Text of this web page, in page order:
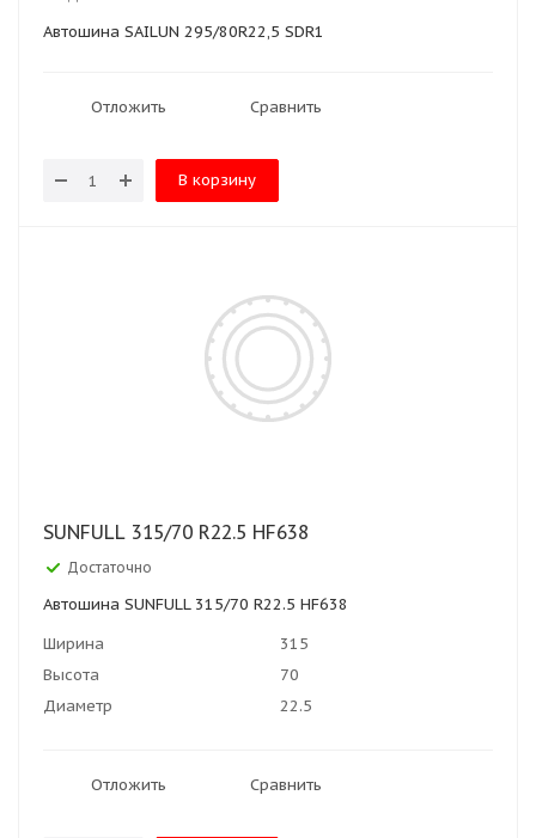
Автошина SAILUN 295/80R22,5 SDR1
Отложить Сравнить
В корзину
SUNFULL 315/70 R22.5 HF638
Достаточно
Автошина SUNFULL 315/70 R22.5 HF638
Ширина
315
Высота
70
Диаметр
22.5
Отложить Сравнить